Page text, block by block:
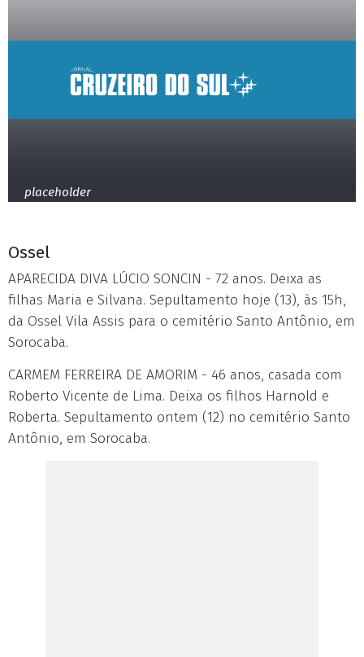
placeholder
Ossel
APARECIDA DIVA LÚCIO SONCIN - 72 anos. Deixa as
filhas Maria e Silvana. Sepultamento hoje (13), às 15h,
da Ossel Vila Assis para o cemitério Santo Antônio, em
Sorocaba.
CARMEM FERREIRA DE AMORIM - 46 anos, casada com
Roberto Vicente de Lima. Deixa os filhos Harnold e
Roberta. Sepultamento ontem (12) no cemitério Santo
Antônio, em Sorocaba.